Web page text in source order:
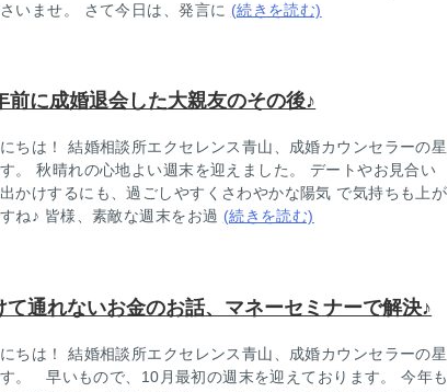
いませ。 さて今日は、発言に (続きを読む)
前に成婚退会した大親友のその後♪
ちは！ 結婚相談所エクセレンス青山、成婚カウンセラーの星
。 秋晴れの心地よい週末を迎えました。 デートやお見合い
かけするにも、過ごしやすくさわやかな陽気 で気持ちも上が
ね♪ 皆様、素敵な週末をお過 (続きを読む)
て通れないお金のお話、マネーセミナーで解決♪
ちは！ 結婚相談所エクセレンス青山、成婚カウンセラーの星
。 早いもので、10月最初の週末を迎えております。 今年も